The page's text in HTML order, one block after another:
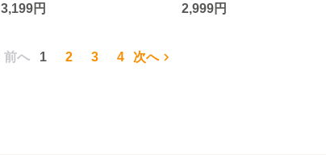
3,199円 2,999円
前へ 1 2 3 4 次へ